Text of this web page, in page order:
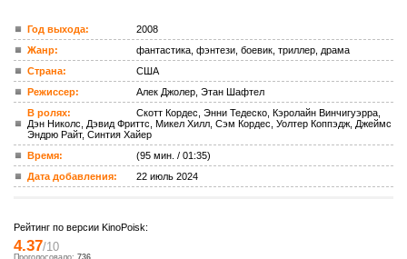
ком.
Год выхода:
2008
Жанр:
фантастика, фэнтези, боевик, триллер, драма
Страна:
США
Режиссер:
Алек Джолер, Этан Шафтел
В ролях:
Скотт Кордес, Энни Тедеско, Кэролайн Винчигуэрра,
Дэн Николс, Дэвид Фриттс, Микел Хилл, Сэм Кордес, Уолтер Коппэдж, Джеймс
Эндрю Райт, Синтия Хайер
Время:
(95 мин. / 01:35)
Дата добавления:
22 июль 2024
Рейтинг по версии KinoPoisk:
4.37/10
Проголосовало: 736